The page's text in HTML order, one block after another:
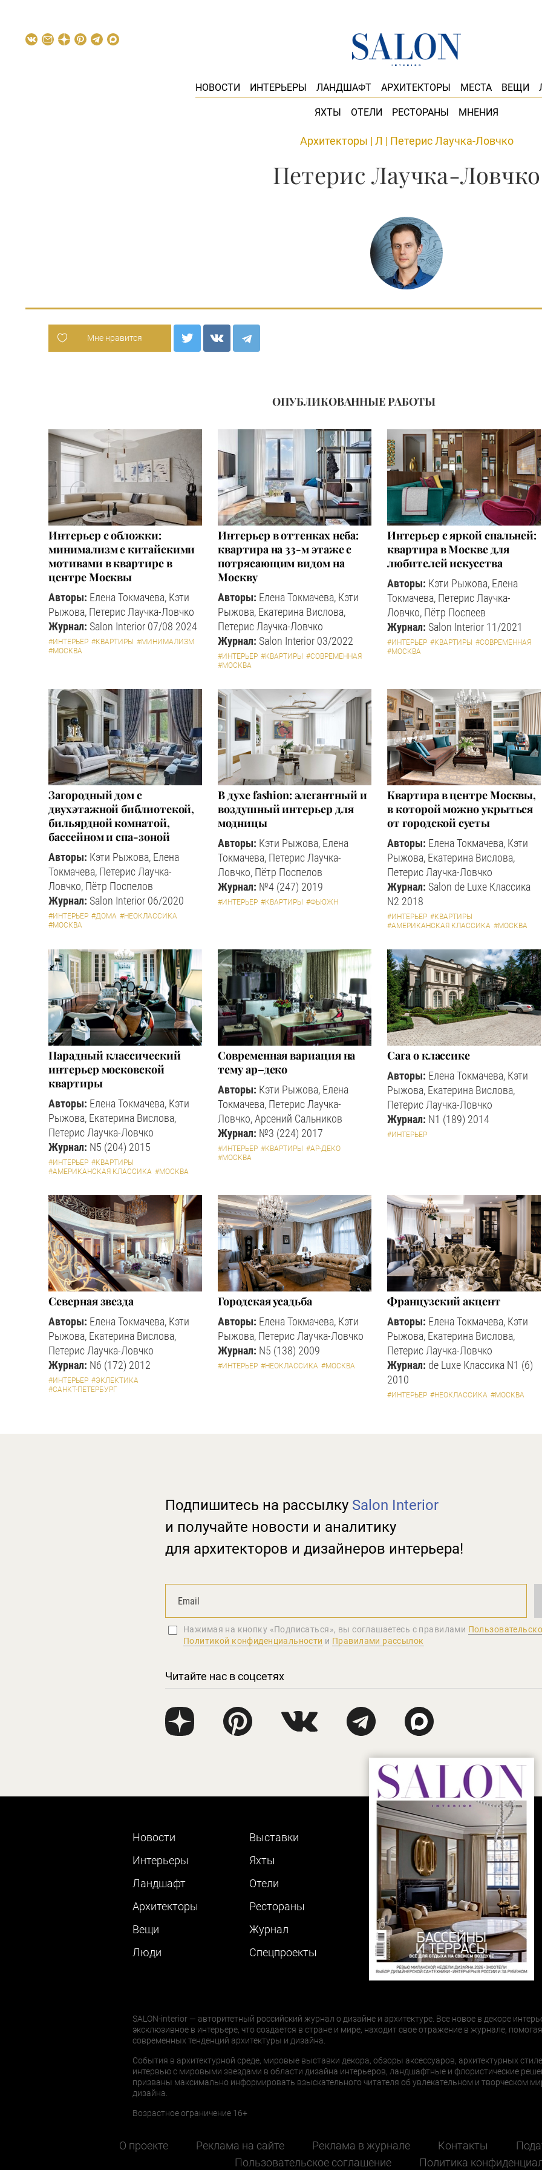
НОВОСТИ ИНТЕРЬЕРЫ ЛАНДШАФТ АРХИТЕКТОРЫ МЕСТА ВЕЩИ
ЯХТЫ ОТЕЛИ РЕСТОРАНЫ МНЕНИЯ
Архитекторы | Л | Петерис Лаучка-Ловчко
Петерис Лаучка-Ловчко
Мне нравится
ОПУБЛИКОВАННЫЕ РАБОТЫ
Интерьер с обложки:
минимализм с китайскими
мотивами в квартире в
центре Москвы
Авторы: Елена Токмачева, Кэти
Рыжова, Петерис Лаучка-Ловчко
Журнал: Salon Interior 07/08 2024
#ИНТЕРЬЕР #КВАРТИРЫ #МИНИМАЛИЗМ
#МОСКВА
Интерьер в оттенках неба:
квартира на 33-м этаже с
потрясающим видом на
Москву
Авторы: Елена Токмачева, Кэти
Рыжова, Екатерина Вислова,
Петерис Лаучка-Ловчко
Журнал: Salon Interior 03/2022
#ИНТЕРЬЕР #КВАРТИРЫ #СОВРЕМЕННАЯ
#МОСКВА
Интерьер с яркой спальней:
квартира в Москве для
любителей искусства
Авторы: Кэти Рыжова, Елена
Токмачева, Петерис Лаучка-
Ловчко, Пётр Поспеев
Журнал: Salon Interior 11/2021
#ИНТЕРЬЕР #КВАРТИРЫ #СОВРЕМЕННАЯ
#МОСКВА
Загородный дом с
двухэтажной библиотекой,
бильярдной комнатой,
бассейном и спа-зоной
Авторы: Кэти Рыжова, Елена
Токмачева, Петерис Лаучка-
Ловчко, Пётр Поспелов
Журнал: Salon Interior 06/2020
#ИНТЕРЬЕР #ДОМА #НЕОКЛАССИКА
#МОСКВА
В духе fashion: элегантный и
воздушный интерьер для
модницы
Авторы: Кэти Рыжова, Елена
Токмачева, Петерис Лаучка-
Ловчко, Пётр Поспелов
Журнал: №4 (247) 2019
#ИНТЕРЬЕР #КВАРТИРЫ #ФЬЮЖН
Квартира в центре Москвы,
в которой можно укрыться
от городской суеты
Авторы: Елена Токмачева, Кэти
Рыжова, Екатерина Вислова,
Петерис Лаучка-Ловчко
Журнал: Salon de Luxe Классика
N2 2018
#ИНТЕРЬЕР #КВАРТИРЫ
#АМЕРИКАНСКАЯ КЛАССИКА #МОСКВА
Парадный классический
интерьер московской
квартиры
Авторы: Елена Токмачева, Кэти
Рыжова, Екатерина Вислова,
Петерис Лаучка-Ловчко
Журнал: N5 (204) 2015
#ИНТЕРЬЕР #КВАРТИРЫ
#АМЕРИКАНСКАЯ КЛАССИКА #МОСКВА
Современная вариация на
тему ар–деко
Авторы: Кэти Рыжова, Елена
Токмачева, Петерис Лаучка-
Ловчко, Арсений Сальников
Журнал: №3 (224) 2017
#ИНТЕРЬЕР #КВАРТИРЫ #АР-ДЕКО
#МОСКВА
Сага о классике
Авторы: Елена Токмачева, Кэти
Рыжова, Екатерина Вислова,
Петерис Лаучка-Ловчко
Журнал: N1 (189) 2014
#ИНТЕРЬЕР
Северная звезда
Авторы: Елена Токмачева, Кэти
Рыжова, Екатерина Вислова,
Петерис Лаучка-Ловчко
Журнал: N6 (172) 2012
#ИНТЕРЬЕР #ЭКЛЕКТИКА
#САНКТ-ПЕТЕРБУРГ
Городская усадьба
Авторы: Елена Токмачева, Кэти
Рыжова, Петерис Лаучка-Ловчко
Журнал: N5 (138) 2009
#ИНТЕРЬЕР #НЕОКЛАССИКА #МОСКВА
Французский акцент
Авторы: Елена Токмачева, Кэти
Рыжова, Екатерина Вислова,
Петерис Лаучка-Ловчко
Журнал: de Luxe Классика N1 (6)
2010
#ИНТЕРЬЕР #НЕОКЛАССИКА #МОСКВА
Подпишитесь на рассылку Salon Interior
и получайте новости и аналитику
для архитекторов и дизайнеров интерьера!
Нажимая на кнопку «Подписаться», вы соглашаетеcь с правилами
Политикой конфиденциальности и Правилами рассылок
Читайте нас в соцсетях
Новости
Интерьеры
Ландшафт
Архитекторы
Вещи
Люди
Выставки
Яхты
Отели
Рестораны
Журнал
Cпецпроекты
SALON-interior — авторитетный российский журнал о дизайне и архитектуре. Все новое в декоре
эксклюзивное в интерьере, что создается в стране и мире, находит свое отражение в журнале,
современных тенденций архитектуры и дизайна.
События в архитектурной среде, мировые выставки декора, обзоры аксессуаров, архитектурных
интервью с мировыми звездами в области дизайна интерьеров, ландшафтные и флористические
призваны максимально информировать взыскательного читателя об увлекательном и творческом
дизайна.
Возрастное ограничение 16+
О проекте Реклама на сайте Реклама в журнале Контакты
Пользовательское соглашение
Политика